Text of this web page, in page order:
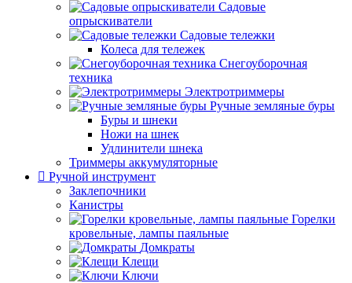
Садовые
опрыскиватели
Садовые тележки
Колеса для тележек
Снегоуборочная
техника
Электротриммеры
Ручные земляные буры
Буры и шнеки
Ножи на шнек
Удлинители шнека
Триммеры аккумуляторные
Ручной инструмент
Заклепочники
Канистры
Горелки
кровельные, лампы паяльные
Домкраты
Клещи
Ключи